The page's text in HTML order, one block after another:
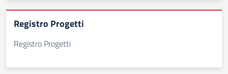
Registro Progetti
Registro Progetti